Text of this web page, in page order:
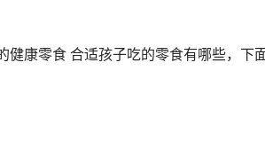
健康零食 合适孩子吃的零食有哪些，下